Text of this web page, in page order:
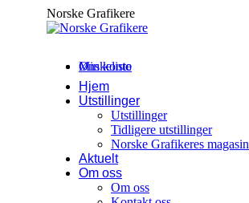
Norske Grafikere
Min konto
Ønskeliste
Hjem
Utstillinger
Utstillinger
Tidligere utstillinger
Norske Grafikeres magasin
Aktuelt
Om oss
Om oss